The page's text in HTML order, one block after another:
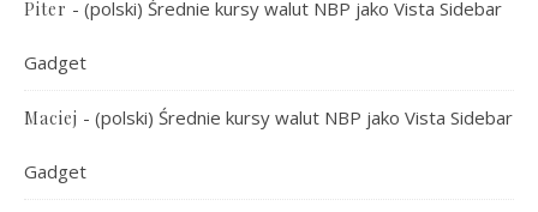
Piter - (polski) Średnie kursy walut NBP jako Vista Sidebar
Gadget
Maciej - (polski) Średnie kursy walut NBP jako Vista Sidebar
Gadget